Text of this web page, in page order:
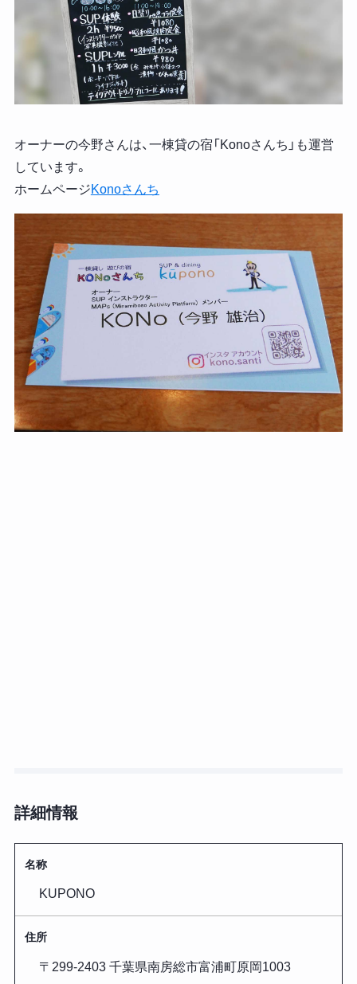
オーナーの今野さんは、一棟貸の宿「Konoさんち」も運営
しています。
ホームページKonoさんち
詳細情報
名称
KUPONO
住所
〒299-2403 千葉県南房総市富浦町原岡1003